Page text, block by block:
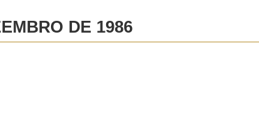
DE 1986